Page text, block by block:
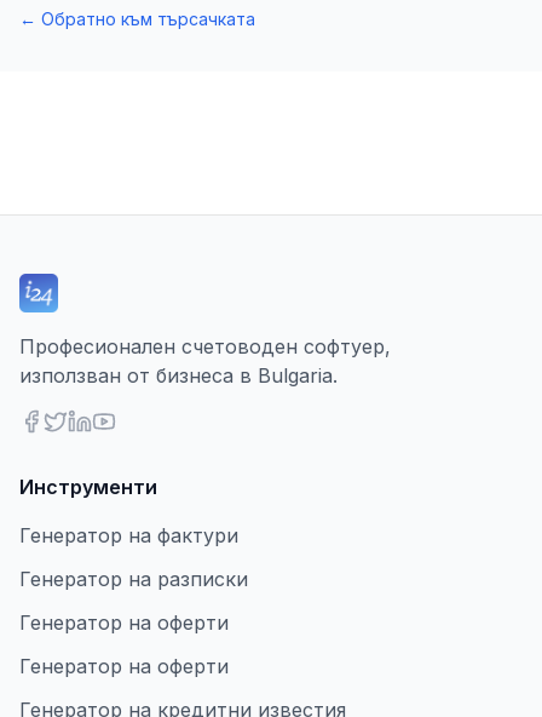
← Обратно към търсачката
Професионален счетоводен софтуер,
използван от бизнеса в Bulgaria.
Инструменти
Генератор на фактури
Генератор на разписки
Генератор на оферти
Генератор на оферти
Генератор на кредитни известия